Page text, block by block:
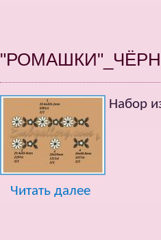
Набор
Читать далее